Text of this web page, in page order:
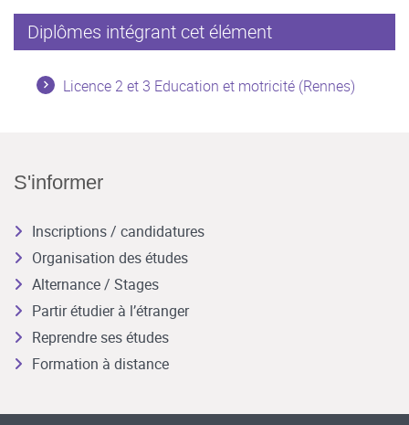
Diplômes intégrant cet élément
Licence 2 et 3 Education et motricité (Rennes)
S'informer
Inscriptions / candidatures
Organisation des études
Alternance / Stages
Partir étudier à l’étranger
Reprendre ses études
Formation à distance